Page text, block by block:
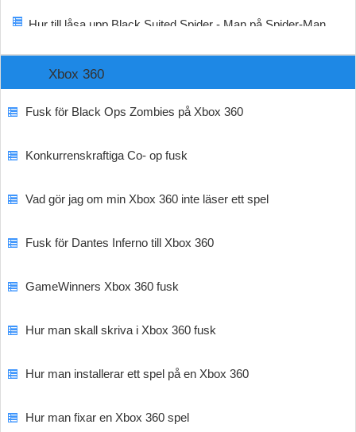
Hur till låsa upp Black Suited Spider - Man på Spider-Man
XBox 360
Xbox 360
Fusk för Black Ops Zombies på Xbox 360
Konkurrenskraftiga Co- op fusk
Vad gör jag om min Xbox 360 inte läser ett spel
Fusk för Dantes Inferno till Xbox 360
GameWinners Xbox 360 fusk
Hur man skall skriva i Xbox 360 fusk
Hur man installerar ett spel på en Xbox 360
Hur man fixar en Xbox 360 spel